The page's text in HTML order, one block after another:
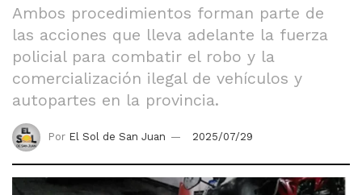
Ambos procedimientos forman parte de
las acciones que lleva adelante la fuerza
policial para combatir el robo y la
comercialización ilegal de vehículos y
autopartes en la provincia.
Por El Sol de San Juan 2025/07/29